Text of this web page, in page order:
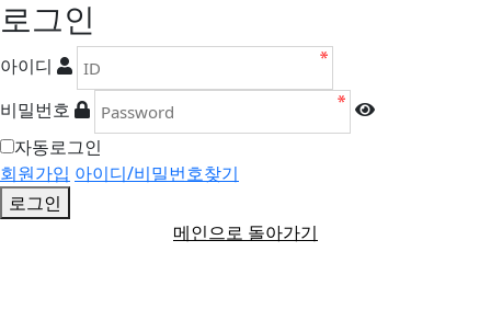
로그인
아이디
비밀번호
자동로그인
회원가입 아이디/비밀번호찾기
로그인
메인으로 돌아가기